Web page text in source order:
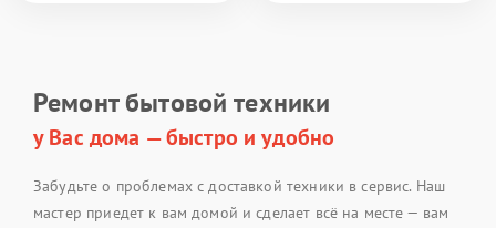
Ремонт бытовой техники
у Вас дома — быстро и удобно
Забудьте о проблемах с доставкой техники в сервис. Наш
мастер приедет к вам домой и сделает всё на месте — вам